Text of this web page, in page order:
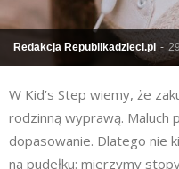
Redakcja Republikadzieci.pl -
W Kid’s Step wiemy, że
rodzinną wyprawą. Maluch
dopasowanie. Dlatego nie
na pudełku: mierzymy